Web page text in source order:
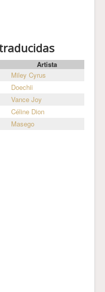
Artista
Miley Cyrus
Doechii
Vance Joy
Céline Dion
Masego